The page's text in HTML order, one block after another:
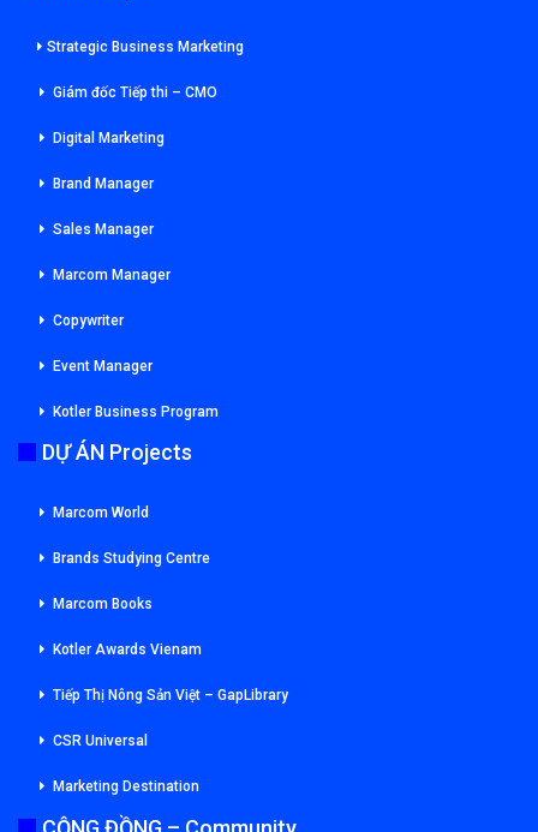
Strategic Business Marketing
Giám đốc Tiếp thi – CMO
Digital Marketing
Brand Manager
Sales Manager
Marcom Manager
Copywriter
Event Manager
Kotler Business Program
DỰ ÁN Projects
Marcom World
Brands Studying Centre
Marcom Books
Kotler Awards Vienam
Tiếp Thị Nông Sản Việt – GapLibrary
CSR Universal
Marketing Destination